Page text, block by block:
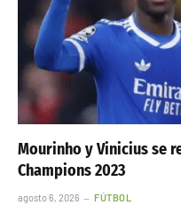
Mourinho y Vinicius se
Champions 2023
agosto 6, 2026 FÚTBOL